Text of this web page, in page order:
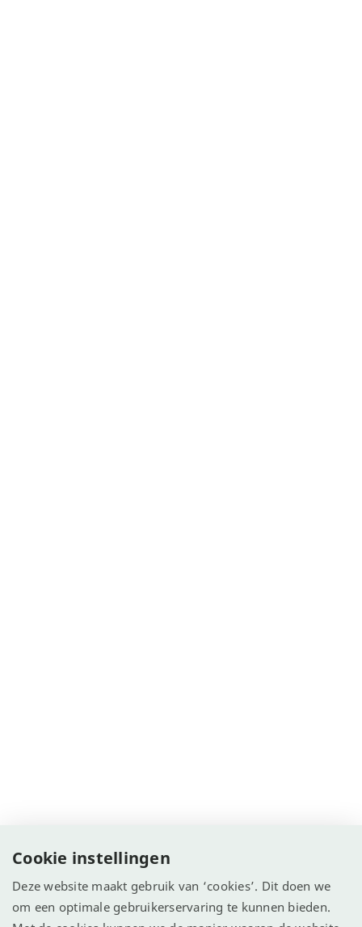
Cookie instellingen
Deze website maakt gebruik van ‘cookies’. Dit doen we
om een optimale gebruikerservaring te kunnen bieden.